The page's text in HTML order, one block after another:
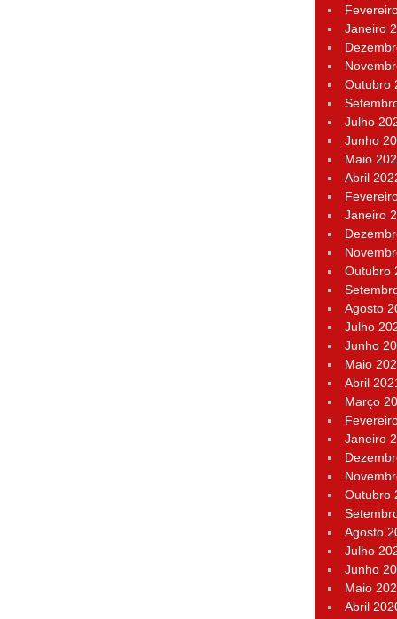
Janeiro
Outubro
Julho
Junho
Maio
Abril
Janeiro
Outubro
Agosto
Julho
Junho
Maio
Abril
Março
Janeiro
Outubro
Agosto
Julho
Junho
Maio
Abril